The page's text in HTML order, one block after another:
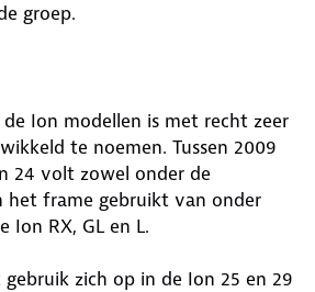
groep.
Ion modellen is met recht zeer
te noemen. Tussen 2009
24 volt zowel onder de
het frame gebruikt van onder
Ion RX, GL en L.
zich op in de Ion 25 en 29